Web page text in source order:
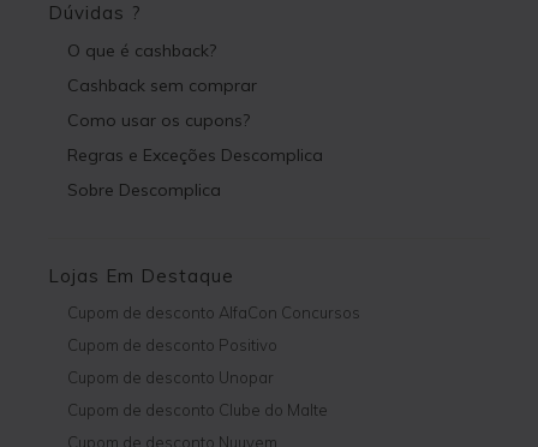
Dúvidas ?
O que é cashback?
Cashback sem comprar
Como usar os cupons?
Regras e Exceções Descomplica
Sobre Descomplica
Lojas Em Destaque
Cupom de desconto AlfaCon Concursos
Cupom de desconto Positivo
Cupom de desconto Unopar
Cupom de desconto Clube do Malte
Cupom de desconto Nuuvem